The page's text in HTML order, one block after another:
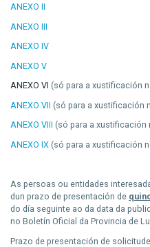
ANEXO II
ANEXO III
ANEXO IV
ANEXO V
ANEXO VI (só para a xustificación
ANEXO VII (só para a xustificación
ANEXO VIII (só para a
ANEXO IX (só para a xustificación
As persoas ou entidades
dun prazo de presentación de
do día seguinte ao da data da
no Boletín Oficial da Provincia de
Prazo de presentación de